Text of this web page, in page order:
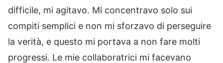
difficile, mi agitavo. Mi concentravo solo sui
compiti semplici e non mi sforzavo di perseguire
la verità, e questo mi portava a non fare molti
progressi. Le mie collaboratrici mi facevano